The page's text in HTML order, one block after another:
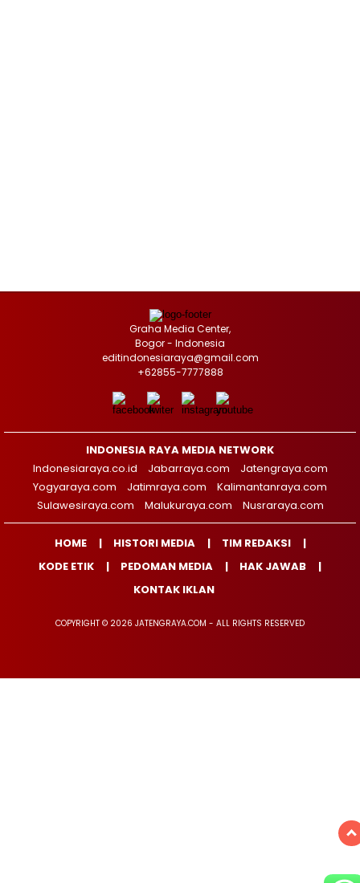
Graha Media Center,
Bogor - Indonesia
editindonesiaraya@gmail.com
+62855-7777888
INDONESIA RAYA MEDIA NETWORK
Indonesiaraya.co.id
Jabarraya.com
Jatengraya.com
Yogyaraya.com
Jatimraya.com
Kalimantanraya.com
Sulawesiraya.com
Malukuraya.com Nusraraya.com
HOME HISTORI MEDIA
TIM REDAKSI
KODE ETIK
PEDOMAN MEDIA
HAK JAWAB
KONTAK IKLAN
COPYRIGHT © 2026 JATENGRAYA.COM - ALL RIGHTS RESERVED